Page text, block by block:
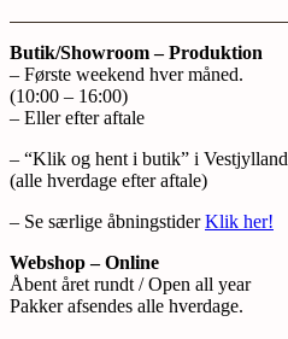
Butik/Showroom – Produktion
– Første weekend hver måned.
(10:00 – 16:00)
– Eller efter aftale
– “Klik og hent i butik” i Vestjylland
(alle hverdage efter aftale)
– Se særlige åbningstiderKlik her!
Webshop – Online
Åbent året rundt / Open all year
Pakker afsendes alle hverdage.